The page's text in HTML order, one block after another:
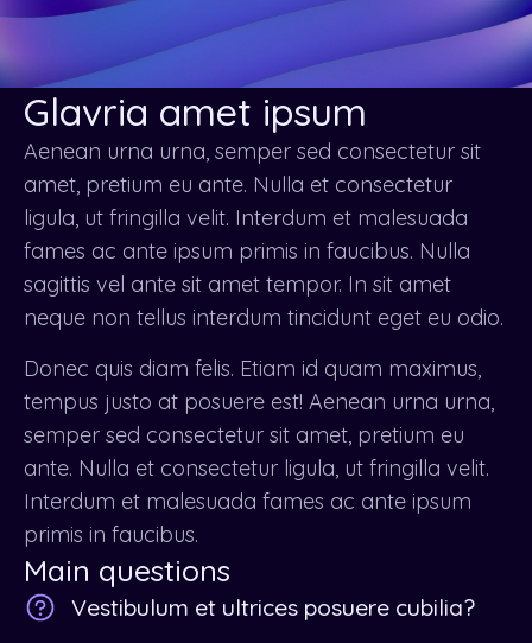
Glavria amet ipsum
Aenean urna urna, semper sed consectetur sit
amet, pretium eu ante. Nulla et consectetur
ligula, ut fringilla velit. Interdum et malesuada
fames ac ante ipsum primis in faucibus. Nulla
sagittis vel ante sit amet tempor. In sit amet
neque non tellus interdum tincidunt eget eu odio.
Donec quis diam felis. Etiam id quam maximus,
tempus justo at posuere est! Aenean urna urna,
semper sed consectetur sit amet, pretium eu
ante. Nulla et consectetur ligula, ut fringilla velit.
Interdum et malesuada fames ac ante ipsum
primis in faucibus.
Main questions
Vestibulum et ultrices posuere cubilia?